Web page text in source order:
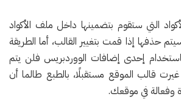
التي ستقوم بتضمينها داخل ملف الأكواد
حذفها إذا قمت بتغيير القالب، أما الطريقة
باستخدام إحدى إضافات الووردبريس فلن يتم
قالب الموقع مستقبلًا، بالطبع طالما أن
وفعالة في موقعك.